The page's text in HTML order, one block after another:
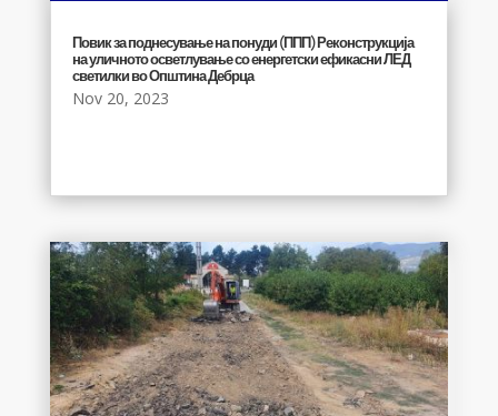
Повик за поднесување на понуди (ППП) Реконструкција
на уличното осветлување со енергетски ефикасни ЛЕД
светилки во Општина Дебрца
Nov 20, 2023